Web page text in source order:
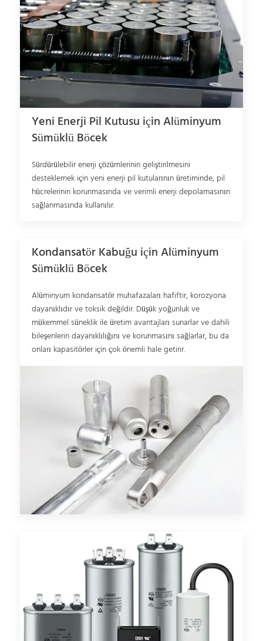
Yeni Enerji Pil Kutusu için Alüminyum
Sümüklü Böcek
Sürdürülebilir enerji çözümlerinin geliştirilmesini
desteklemek için yeni enerji pil kutularının üretiminde, pil
hücrelerinin korunmasında ve verimli enerji depolamasının
sağlanmasında kullanılır.
Kondansatör Kabuğu için Alüminyum
Sümüklü Böcek
Alüminyum kondansatör muhafazaları hafiftir, korozyona
dayanıklıdır ve toksik değildir. Düşük yoğunluk ve
mükemmel süneklik ile üretim avantajları sunarlar ve dahili
bileşenlerin dayanıklılığını ve korunmasını sağlarlar, bu da
onları kapasitörler için çok önemli hale getirir.